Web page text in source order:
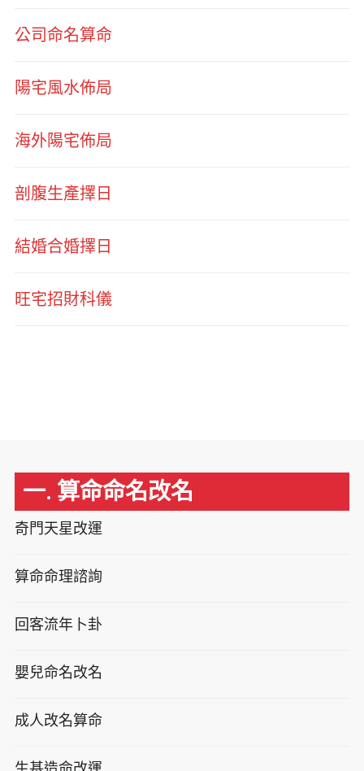
公司命名算命
陽宅風水佈局
海外陽宅佈局
剖腹生產擇日
結婚合婚擇日
旺宅招財科儀
一. 算命命名改名
奇門天星改運
算命命理諮詢
回客流年卜卦
嬰兒命名改名
成人改名算命